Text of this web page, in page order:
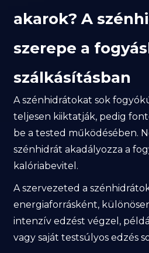
akarok? A
szerepe a
szálkásításban
A szénhidrátokat sok
teljesen kiiktatják, pedig
be a tested működésében.
szénhidrát akadályozza a
kalóriabevitel.
A szervezeted a
energiaforrásként,
intenzív edzést végzel,
vagy saját testsúlyos edzés